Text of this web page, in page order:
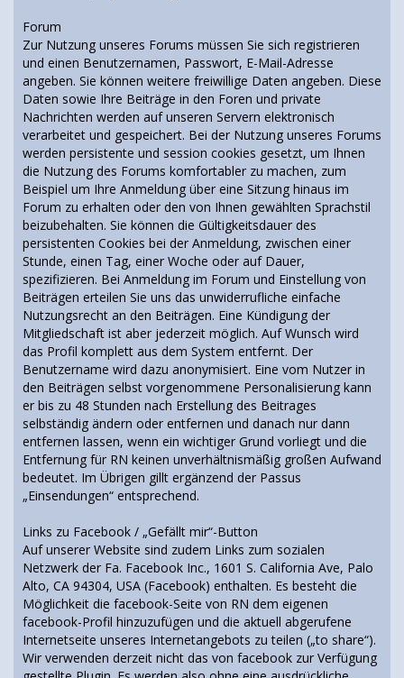
Forum
Zur Nutzung unseres Forums müssen Sie sich registrieren
und einen Benutzernamen, Passwort, E-Mail-Adresse
angeben. Sie können weitere freiwillige Daten angeben. Diese
Daten sowie Ihre Beiträge in den Foren und private
Nachrichten werden auf unseren Servern elektronisch
verarbeitet und gespeichert. Bei der Nutzung unseres Forums
werden persistente und session cookies gesetzt, um Ihnen
die Nutzung des Forums komfortabler zu machen, zum
Beispiel um Ihre Anmeldung über eine Sitzung hinaus im
Forum zu erhalten oder den von Ihnen gewählten Sprachstil
beizubehalten. Sie können die Gültigkeitsdauer des
persistenten Cookies bei der Anmeldung, zwischen einer
Stunde, einen Tag, einer Woche oder auf Dauer,
spezifizieren. Bei Anmeldung im Forum und Einstellung von
Beiträgen erteilen Sie uns das unwiderrufliche einfache
Nutzungsrecht an den Beiträgen. Eine Kündigung der
Mitgliedschaft ist aber jederzeit möglich. Auf Wunsch wird
das Profil komplett aus dem System entfernt. Der
Benutzername wird dazu anonymisiert. Eine vom Nutzer in
den Beiträgen selbst vorgenommene Personalisierung kann
er bis zu 48 Stunden nach Erstellung des Beitrages
selbständig ändern oder entfernen und danach nur dann
entfernen lassen, wenn ein wichtiger Grund vorliegt und die
Entfernung für RN keinen unverhältnismäßig großen Aufwand
bedeutet. Im Übrigen gillt ergänzend der Passus
„Einsendungen“ entsprechend.
Links zu Facebook / „Gefällt mir“-Button
Auf unserer Website sind zudem Links zum sozialen
Netzwerk der Fa. Facebook Inc., 1601 S. California Ave, Palo
Alto, CA 94304, USA (Facebook) enthalten. Es besteht die
Möglichkeit die facebook-Seite von RN dem eigenen
facebook-Profil hinzuzufügen und die aktuell abgerufene
Internetseite unseres Internetangebots zu teilen („to share“).
Wir verwenden derzeit nicht das von facebook zur Verfügung